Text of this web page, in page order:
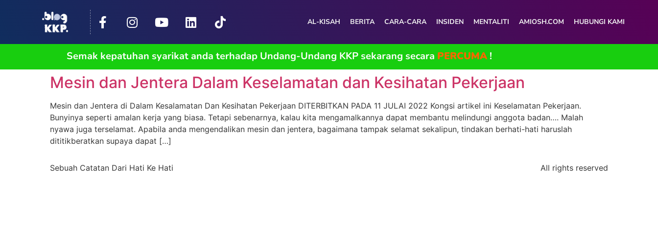
AL-KISAH BERITA CARA-CARA INSIDEN MENTALITI AMIOSH.COM HUBUNGI KAMI
Semak kepatuhan syarikat anda terhadap Undang-Undang KKP sekarang secara PERCUMA!
Mesin dan Jentera Dalam Keselamatan dan Kesihatan Pekerjaan
Mesin dan Jentera di Dalam Kesalamatan Dan Kesihatan Pekerjaan DITERBITKAN PADA 11 JULAI 2022 Kongsi artikel ini Keselamatan Pekerjaan.
Bunyinya seperti amalan kerja yang biasa. Tetapi sebenarnya, kalau kita mengamalkannya dapat membantu melindungi anggota badan…. Malah
nyawa juga terselamat. Apabila anda mengendalikan mesin dan jentera, bagaimana tampak selamat sekalipun, tindakan berhati-hati haruslah
dititikberatkan supaya dapat […]
Sebuah Catatan Dari Hati Ke Hati All rights reserved